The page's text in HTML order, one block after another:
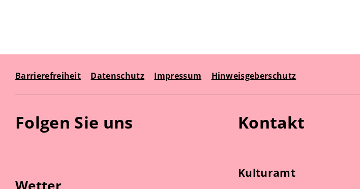
Barrierefreiheit Datenschutz Impressum Hinweisgeberschutz
Folgen Sie uns Kontakt
Kulturamt